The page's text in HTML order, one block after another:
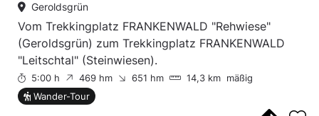
Geroldsgrün
Vom Trekkingplatz FRANKENWALD "Rehwiese"
(Geroldsgrün) zum Trekkingplatz FRANKENWALD
"Leitschtal" (Steinwiesen).
5:00 h 469 hm 651 hm 14,3 km mäßig
Wander-Tour